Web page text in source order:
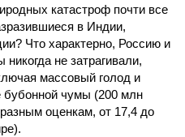
катастроф почти все
в Индии,
Что характерно, Россию и
не затрагивали,
массовый голод и
чумы (200 млн
оценкам, от 17,4 до